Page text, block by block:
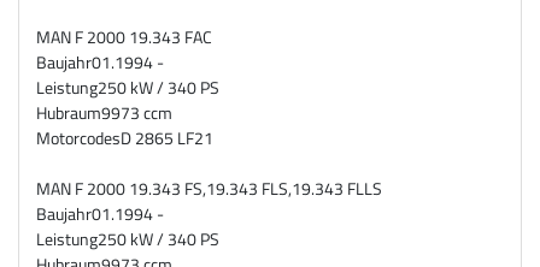
MAN F 2000 19.343 FAC
Baujahr01.1994 -
Leistung250 kW / 340 PS
Hubraum9973 ccm
MotorcodesD 2865 LF21
MAN F 2000 19.343 FS,19.343 FLS,19.343 FLLS
Baujahr01.1994 -
Leistung250 kW / 340 PS